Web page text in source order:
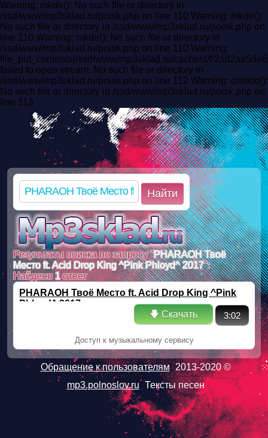
Warning: mkdir(): No such file or directory in
/ssd/www/mp3sklad.ru/poisk.php on line 110 Warning: mkdir():
No such file or directory in /ssd/www/mp3sklad.ru/poisk.php on
line 110 Warning: mkdir(): No such file or directory in
/ssd/www/mp3sklad.ru/poisk.php on line 110 Warning:
file_put_contents(/ssd/www/mp3sklad.ru/cache/d/f/2/
failed to open stream: No such file or directory in
/ssd/www/mp3sklad.ru/poisk.php on line 112 Warning: chmod():
No such file or directory in /ssd/www/mp3sklad.ru/poisk.php on
line 113
Найти
Результаты поиска по запросу "PHARAOH Твоё
Место ft. Acid Drop King ^Pink Phloyd^ 2017":
Найдено1ответ
PHARAOH Твоё Место ft. Acid Drop King ^Pink
Phloyd^ 2017
🡇 Скачать
3:02
Доступ к музыкальному сервису
Обращение к пользователям 2013-2020 ©
mp3.polnoslov.ru Тексты песен